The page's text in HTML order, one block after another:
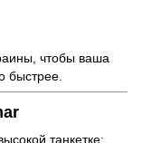
чтобы ваша
быстрее.
танкетке;